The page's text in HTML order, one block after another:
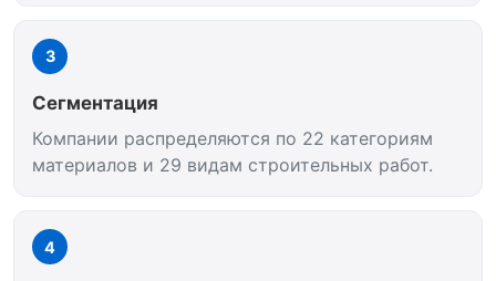
3
Сегментация
Компании распределяются по 22 категориям
материалов и 29 видам строительных работ.
4